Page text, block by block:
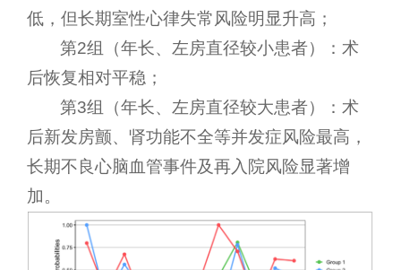
低，但长期室性心律失常风险明显升高；
第2组（年长、左房直径较小患者）：术
后恢复相对平稳；
第3组（年长、左房直径较大患者）：术
后新发房颤、肾功能不全等并发症风险最高，
长期不良心脑血管事件及再入院风险显著增
加。